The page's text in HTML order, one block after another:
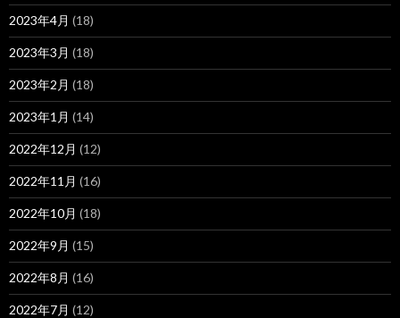
2023年4月 (18)
2023年3月 (18)
2023年2月 (18)
2023年1月 (14)
2022年12月 (12)
2022年11月 (16)
2022年10月 (18)
2022年9月 (15)
2022年8月 (16)
2022年7月 (12)